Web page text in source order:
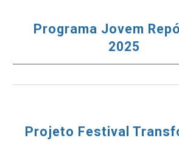
Programa Jovem
2025
Projeto Festival